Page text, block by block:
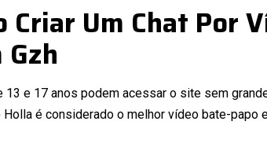
Criar Um Chat Por
13 e 17 anos podem acessar o site sem
é considerado o melhor vídeo bate-